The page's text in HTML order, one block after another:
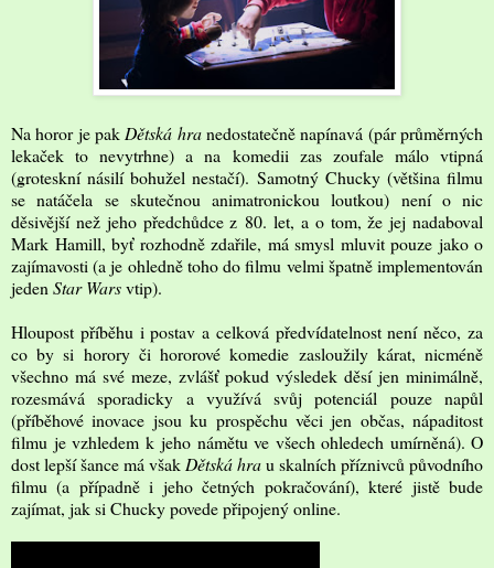
Na horor je pak Dětská hranedostatečně napínavá (pár průměrných
lekaček to nevytrhne) a na komedii zas zoufale málo vtipná
(groteskní násilí bohužel nestačí). Samotný Chucky (většina filmu
se natáčela se skutečnou animatronickou loutkou) není o nic
děsivější než jeho předchůdce z 80. let, a o tom, že jej nadaboval
Mark Hamill, byť rozhodně zdařile, má smysl mluvit pouze jako o
zajímavosti (a je ohledně toho do filmu velmi špatně implementován
jeden Star Warsvtip).
Hloupost příběhu i postav a celková předvídatelnost není něco, za
co by si horory či hororové komedie zasloužily kárat, nicméně
všechno má své meze, zvlášť pokud výsledek děsí jen minimálně,
rozesmává sporadicky a využívá svůj potenciál pouze napůl
(příběhové inovace jsou ku prospěchu věci jen občas, nápaditost
filmu je vzhledem k jeho námětu ve všech ohledech umírněná). O
dost lepší šance má však Dětská hrau skalních příznivců původního
filmu (a případně i jeho četných pokračování), které jistě bude
zajímat, jak si Chucky povede připojený online.